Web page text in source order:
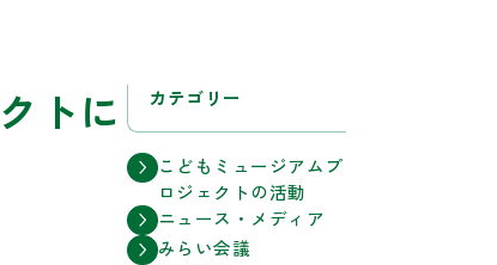
カテゴリー
こどもミュージアムプ
ロジェクトの活動
ニュース・メディア
みらい会議
トに